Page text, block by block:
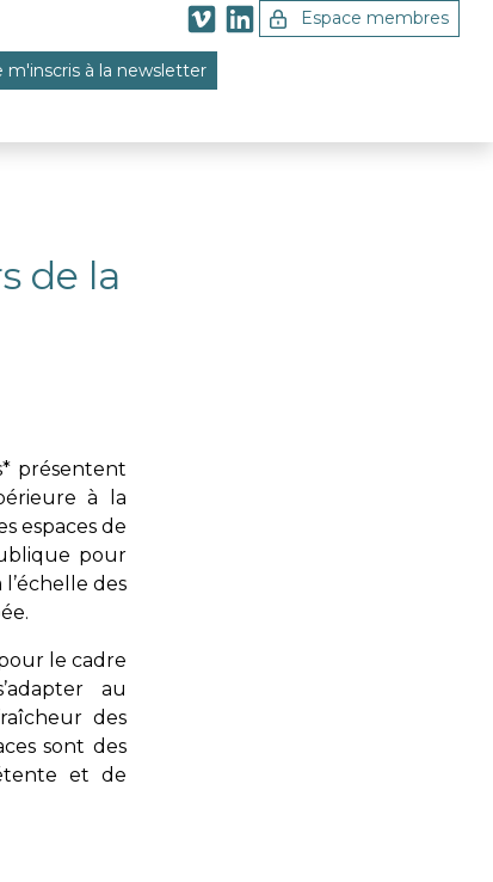
m'inscris à la newsletter
Espace membres
de la
présentent
à la
espaces de
pour
des
le cadre
au
des
sont des
et de